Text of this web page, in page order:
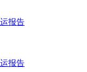
报告
报告